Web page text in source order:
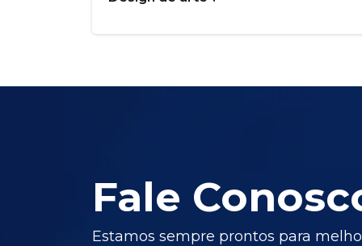
Fale
Estamos sempre prontos para